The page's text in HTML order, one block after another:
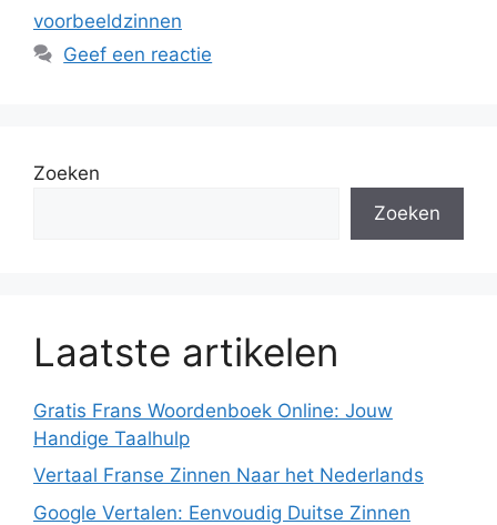
voorbeeldzinnen
Geef een reactie
Zoeken
Zoeken
Laatste artikelen
Gratis Frans Woordenboek Online: Jouw
Handige Taalhulp
Vertaal Franse Zinnen Naar het Nederlands
Google Vertalen: Eenvoudig Duitse Zinnen